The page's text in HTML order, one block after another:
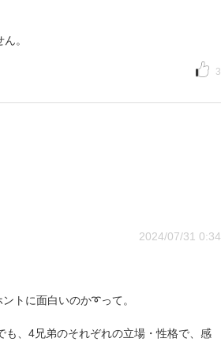
。
3
2024/07/31 0:34
トに面白いのか➰って。
、4兄弟のそれぞれの立場・性格で、感